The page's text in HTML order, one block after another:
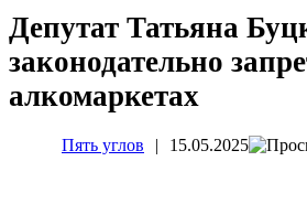
Депутат Татьяна
законодательно
алкомаркетах
Пять углов | 15.05.2025